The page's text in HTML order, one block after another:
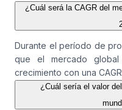
¿Cuál será la CAGR del
Durante el período de
que el mercado
crecimiento con una
¿Cuál sería el valor